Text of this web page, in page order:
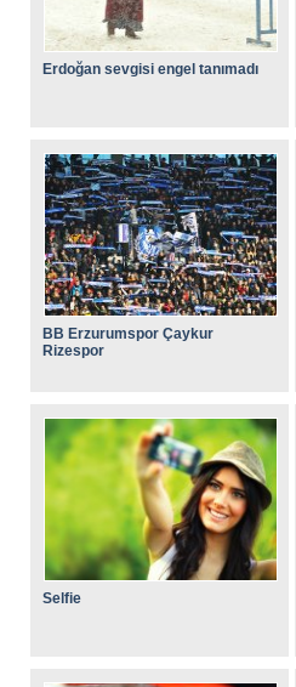
Erdoğan sevgisi engel tanımadı
BB Erzurumspor Çaykur
Rizespor
Selfie